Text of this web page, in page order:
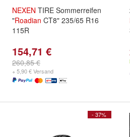
NEXEN TIRE Sommerreifen
"Roadian CT8" 235/65 R16
115R
154,71 €
260,85 €
+ 5,90 € Versand
- 37%